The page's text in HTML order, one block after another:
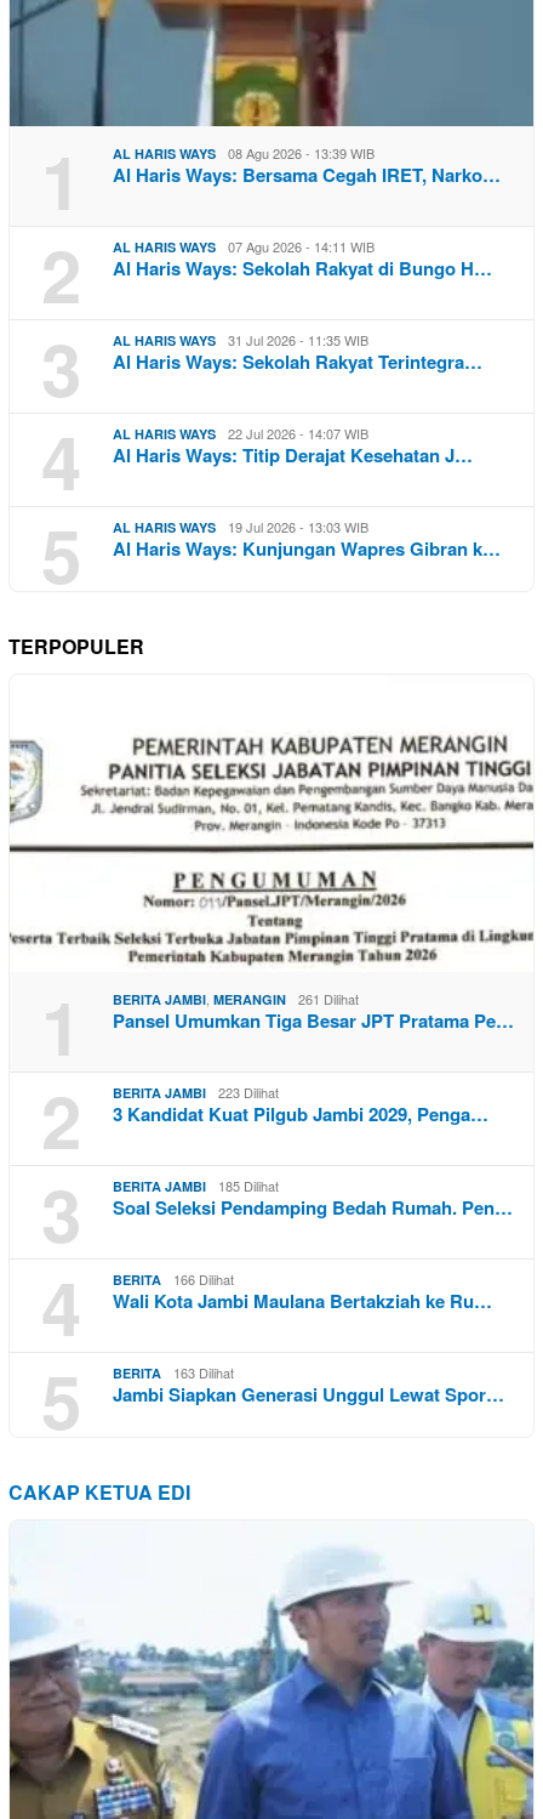
1 AL HARIS WAYS 08 Agu 2026 - 13:39 WIB
Al Haris Ways: Bersama Cegah IRET, Narko…
2 AL HARIS WAYS 07 Agu 2026 - 14:11 WIB
Al Haris Ways: Sekolah Rakyat di Bungo H…
3 AL HARIS WAYS 31 Jul 2026 - 11:35 WIB
Al Haris Ways: Sekolah Rakyat Terintegra…
4 AL HARIS WAYS 22 Jul 2026 - 14:07 WIB
Al Haris Ways: Titip Derajat Kesehatan J…
5 AL HARIS WAYS 19 Jul 2026 - 13:03 WIB
Al Haris Ways: Kunjungan Wapres Gibran k…
TERPOPULER
1 BERITA JAMBI, MERANGIN 261 Dilihat
Pansel Umumkan Tiga Besar JPT Pratama Pe…
2 BERITA JAMBI 223 Dilihat
3 Kandidat Kuat Pilgub Jambi 2029, Penga…
3 BERITA JAMBI 185 Dilihat
Soal Seleksi Pendamping Bedah Rumah. Pen…
4 BERITA 166 Dilihat
Wali Kota Jambi Maulana Bertakziah ke Ru…
5 BERITA 163 Dilihat
Jambi Siapkan Generasi Unggul Lewat Spor…
CAKAP KETUA EDI